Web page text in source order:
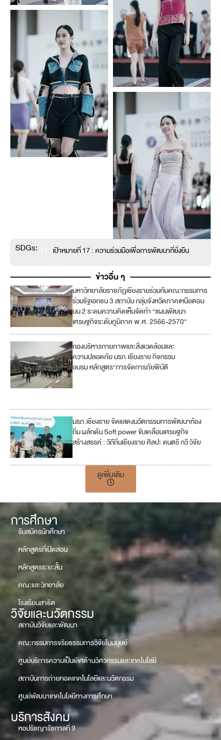
SDGs: เป้าหมายที่ 17 : ความร่วมมือเพื่อการพัฒนาที่ยั่งยืน
ข่าวอื่น ๆ
มหาวิทยาลัยราชภัฏเชียงรายร่วมกับคณะกรรมการ
ร่วมรัฐเอกชน 3 สถาบัน กลุ่มจังหวัดภาคเหนือตอน
บน 2 ระดมความคิดเห็นจัดทำ “แผนพัฒนา
เศรษฐกิจระดับภูมิภาค พ.ศ. 2566-2570”
กองบริหารกายภาพและสิ่งแวดล้อมและ
ความปลอดภัย มรภ.เชียงราย กิจกรรม
อบรม หลักสูตร“การจัดการภัยพิบัติ
มรภ.เชียงราย จัดแสดงนวัตกรรมการพัฒนาท้อง
ถิ่น ผลักดัน Soft power ขับเคลื่อนเศรษฐกิจ
สร้างสรรค์ : วิถีถิ่นเชียงราย ศิลปะ ดนตรี กวี วิจัย
ดูเพิ่มเติม
การศึกษา
รับสมัครนักศึกษา
หลักสูตรที่เปิดสอน
หลักสูตรระยะสั้น
คณะและวิทยาลัย
โรงเรียนสาธิต
วิจัยและนวัตกรรม
สถาบันวิจัยและพัฒนา
คณะกรรมการจริยธรรมการวิจัยในมนุษย์
ศูนย์บริการความเป็นเลิศด้านวิศวกรรมและเทคโนโลยี
สถาบันการถ่ายทอดเทคโนโลยีและนวัตกรรม
ศูนย์พัฒนาเทคโนโลยีทางการศึกษา
บริการสังคม
หอปรัชญารัชกาลที่ 9